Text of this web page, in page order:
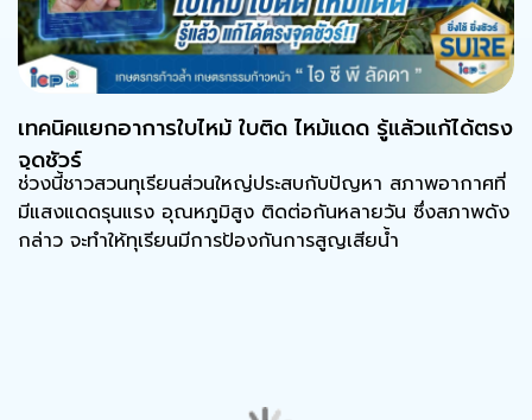
เทคนิคแยกอาการใบไหม้ ใบติด ไหม้แดด รู้แล้วแก้ได้ตรง
จุดชัวร์
ช่วงนี้ชาวสวนทุเรียนส่วนใหญ่ประสบกับปัญหา สภาพอากาศที่
มีแสงแดดรุนแรง อุณหภูมิสูง ติดต่อกันหลายวัน ซึ่งสภาพดัง
กล่าว จะทำให้ทุเรียนมีการป้องกันการสูญเสียน้ำ